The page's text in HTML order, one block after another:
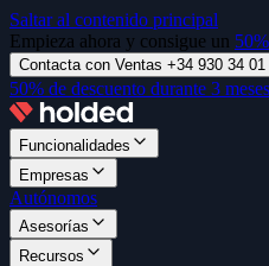
Saltar al contenido principal
Empieza ahora y consigue un
Contacta con Ventas +34 930 34 01
50% de descuento durante 3 meses
Funcionalidades
Empresas
Autónomos
Asesorías
Recursos